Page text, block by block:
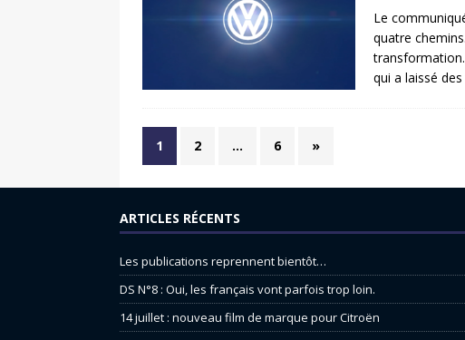
Le
quatre
qui a laissé
1 2 … 6 »
ARTICLES RÉCENTS
Les publications reprennent bientôt…
DS N°8 : Oui, les français vont parfois trop loin.
14 juillet : nouveau film de marque pour Citroën